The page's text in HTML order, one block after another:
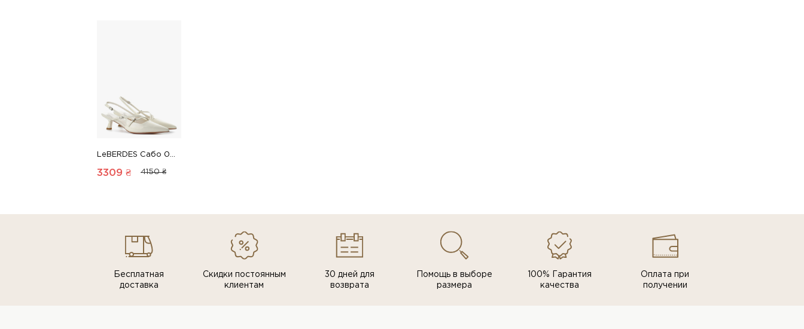
3309 ₴ 4150 ₴
Бесплатная
доставка
Скидки постоянным
клиентам
30 дней для
возврата
Помощь в выборе
размера
100% Гарантия
качества
Оплата при
получении